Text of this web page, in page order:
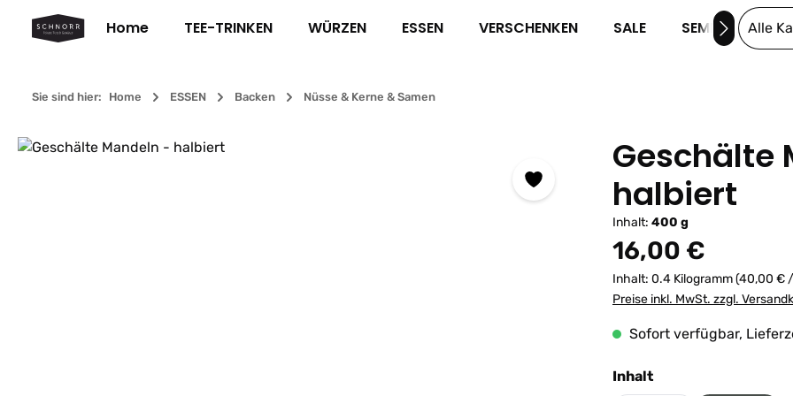
Hauptinhalt springen
Zur Suche springen
Zur Hauptnavigation springen
Home TEE-TRINKEN WÜRZEN ESSEN VERSCHENKEN SALE SEMINAREAlle
Sie sind hier: Home ESSEN Backen Nüsse & Kerne & Samen
Bildergalerie überspringen
Geschälte
halbiert
Inhalt: 400 g
Regulärer Preis:
16,00 €
Inhalt: 0.4 Kilogramm(40,00 € /
Preise inkl. MwSt. zzgl.
Sofort verfügbar,
Inhaltauswählen